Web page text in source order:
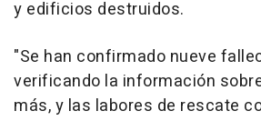
y edificios destruidos.
"Se han confirmado nueve
verificando la información
más, y las labores de rescate